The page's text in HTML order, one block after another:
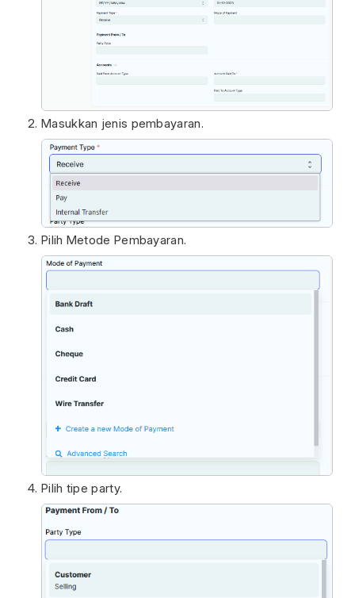
Masukkan jenis pembayaran.
Pilih Metode Pembayaran.
Pilih tipe party.